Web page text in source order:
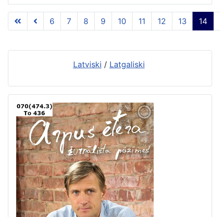
Rakstu tabula
14 lapa no 15
6 7 8 9 10 11 12 13 14
Latviski / Latgaliski